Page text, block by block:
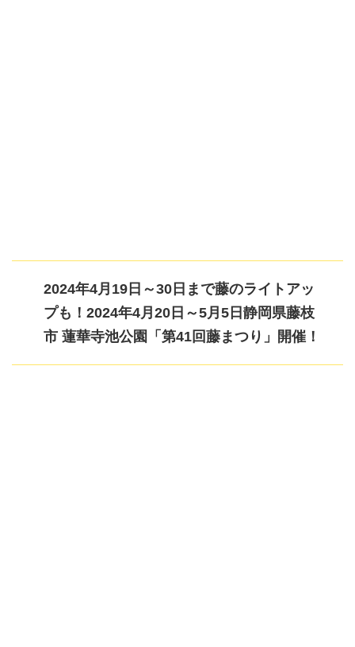
2024年4月19日～30日まで藤のライトアッ
プも！2024年4月20日～5月5日静岡県藤枝
市 蓮華寺池公園「第41回藤まつり」開催！